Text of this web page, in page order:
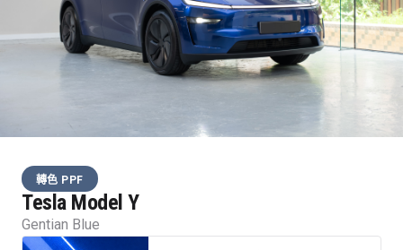
ULGO® Black Infinity™ 自修復鍍膜
PPF 車漆保護膜
透明 GYEON® PPF
轉色 OM® Individual Color PPF
3M® Crystalline™ 玻璃隔熱膜
行車紀錄儀
透明 PPF
轉色 Color PPF
轉色 PPF
Tesla Model Y
Gentian Blue